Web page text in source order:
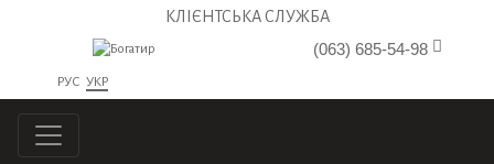
КЛІЄНТСЬКА СЛУЖБА
(063) 685-54-98
РУС УКР